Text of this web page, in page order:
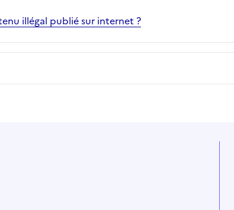
illégal publié sur internet ?